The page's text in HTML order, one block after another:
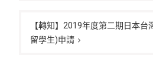
【轉知】2019年度第二期日本台
留學生)申請